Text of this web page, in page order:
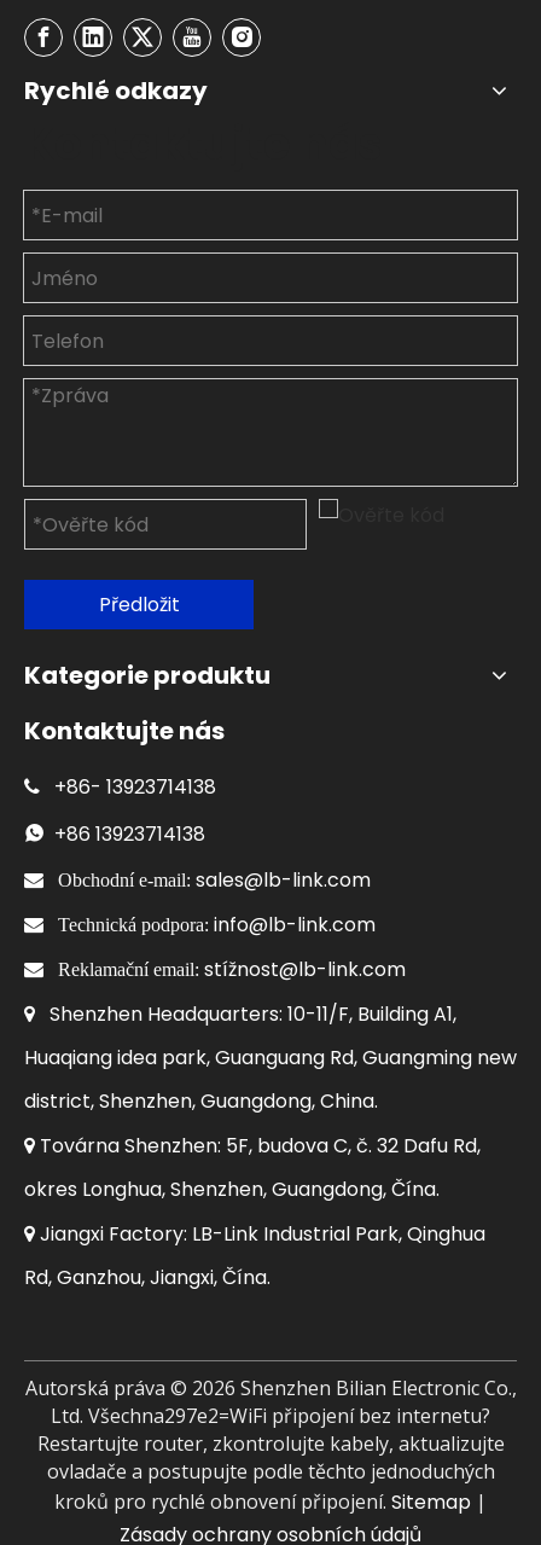
Rychlé odkazy
Předložit
Kategorie produktu
Kontaktujte nás
 +86- 13923714138
 +86 13923714138
 Obchodní e-mail: sales@lb-link.com
 Technická podpora: info@lb-link.com
 Reklamační email: stížnost@lb-link.com
 Shenzhen Headquarters: 10-11/F, Building A1,
Huaqiang idea park, Guanguang Rd, Guangming new
district, Shenzhen, Guangdong, China.
 Továrna Shenzhen: 5F, budova C, č. 32 Dafu Rd,
okres Longhua, Shenzhen, Guangdong, Čína.
 Jiangxi Factory: LB-Link Industrial Park, Qinghua
Rd, Ganzhou, Jiangxi, Čína.
Autorská práva © 2026 Shenzhen Bilian Electronic Co.,
Ltd. Všechna297e2=WiFi připojení bez internetu?
Restartujte router, zkontrolujte kabely, aktualizujte
ovladače a postupujte podle těchto jednoduchých
kroků pro rychlé obnovení připojení. Sitemap |
Zásady ochrany osobních údajů